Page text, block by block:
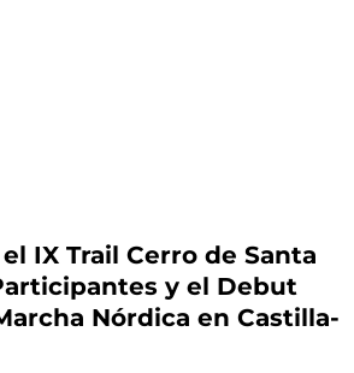
IX Trail Cerro de Santa
y el Debut
Nórdica en Castilla-